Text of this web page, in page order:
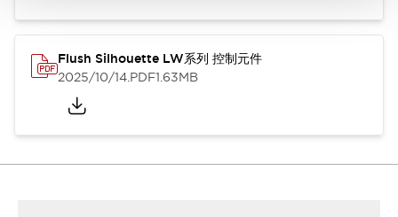
Flush Silhouette LW系列 控制元件
2025/10/14.PDF1.63MB